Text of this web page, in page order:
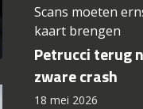
Scans moeten
kaart brengen
Petrucci terug
zware crash
18 mei 2026